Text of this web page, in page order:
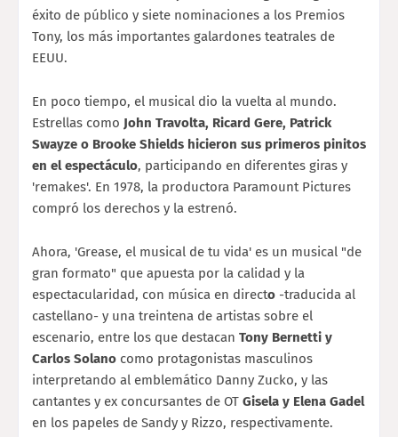
éxito de público y siete nominaciones a los Premios
Tony, los más importantes galardones teatrales de
EEUU.
En poco tiempo, el musical dio la vuelta al mundo.
Estrellas como John Travolta, Ricard Gere, Patrick
Swayze o Brooke Shields hicieron sus primeros pinitos
en el espectáculo, participando en diferentes giras y
'remakes'. En 1978, la productora Paramount Pictures
compró los derechos y la estrenó.
Ahora, 'Grease, el musical de tu vida' es un musical "de
gran formato" que apuesta por la calidad y la
espectacularidad, con música en directo -traducida al
castellano- y una treintena de artistas sobre el
escenario, entre los que destacan Tony Bernetti y
Carlos Solano como protagonistas masculinos
interpretando al emblemático Danny Zucko, y las
cantantes y ex concursantes de OT Gisela y Elena Gadel
en los papeles de Sandy y Rizzo, respectivamente.